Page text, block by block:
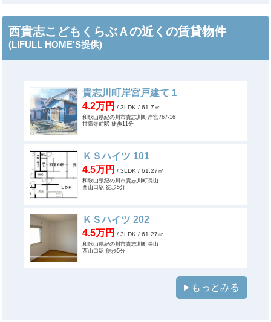
西貴志こどもくらぶＡの近くの賃貸物件
(LIFULL HOME'S提供)
貴志川町岸宮戸建て 1
4.2万円 / 3LDK / 61.7㎡
和歌山県紀の川市貴志川町岸宮767-16
甘露寺前駅 徒歩11分
ＫＳハイツ 101
4.5万円 / 3LDK / 61.27㎡
和歌山県紀の川市貴志川町長山
西山口駅 徒歩5分
ＫＳハイツ 202
4.5万円 / 3LDK / 61.27㎡
和歌山県紀の川市貴志川町長山
西山口駅 徒歩5分
もっとみる